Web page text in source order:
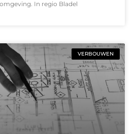
In regio Bladel
VERBOUWEN